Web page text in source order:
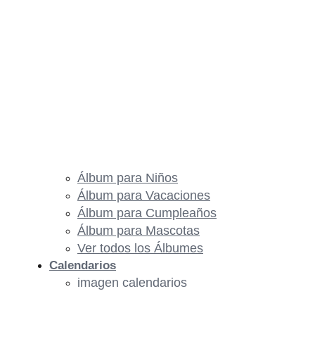
Álbum para Niños
Álbum para Vacaciones
Álbum para Cumpleaños
Álbum para Mascotas
Ver todos los Álbumes
Calendarios
imagen calendarios